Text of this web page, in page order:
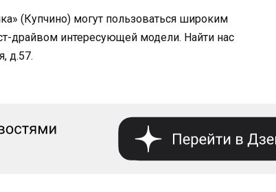
(Купчино) могут пользоваться широким
драйвом интересующей модели. Найти нас
д.57.